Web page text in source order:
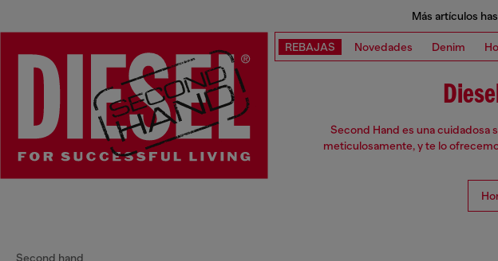
Más artículos
REBAJAS Novedades Denim
Second Hand es una cuidadosa
meticulosamente, y te lo
Second hand